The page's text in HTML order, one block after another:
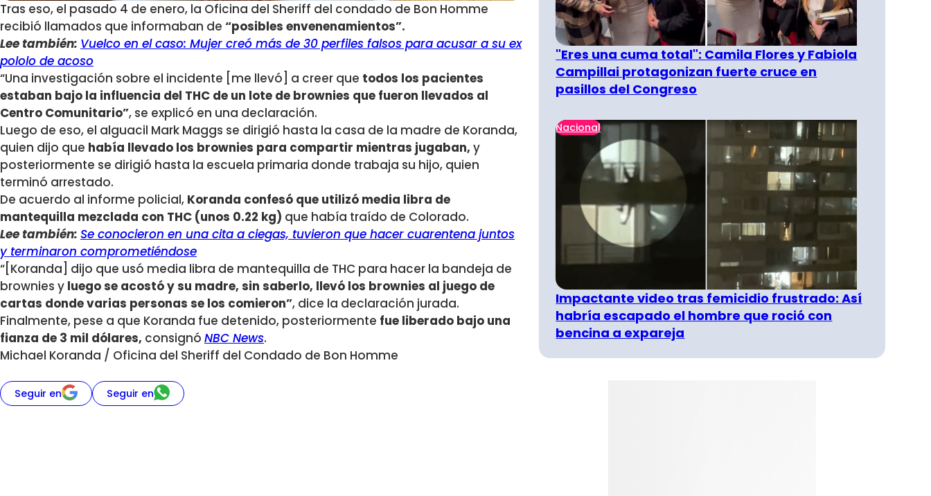
Tras eso, el pasado 4 de enero, la Oficina del Sheriff del condado de Bon Homme
recibió llamados que informaban de “posibles envenenamientos”.
Lee también: Vuelco en el caso: Mujer creó más de 30 perfiles falsos para acusar a su ex
pololo de acoso
“Una investigación sobre el incidente [me llevó] a creer que todos los pacientes
estaban bajo la influencia del THC de un lote de brownies que fueron llevados al
Centro Comunitario”, se explicó en una declaración.
Luego de eso, el alguacil Mark Maggs se dirigió hasta la casa de la madre de Koranda,
quien dijo que había llevado los brownies para compartir mientras jugaban, y
posteriormente se dirigió hasta la escuela primaria donde trabaja su hijo, quien
terminó arrestado.
De acuerdo al informe policial, Koranda confesó que utilizó media libra de
mantequilla mezclada con THC (unos 0.22 kg) que había traído de Colorado.
Lee también: Se conocieron en una cita a ciegas, tuvieron que hacer cuarentena juntos
y terminaron comprometiéndose
“[Koranda] dijo que usó media libra de mantequilla de THC para hacer la bandeja de
brownies y luego se acostó y su madre, sin saberlo, llevó los brownies al juego de
cartas donde varias personas se los comieron”, dice la declaración jurada.
Finalmente, pese a que Koranda fue detenido, posteriormente fue liberado bajo una
fianza de 3 mil dólares, consignó NBC News.
Michael Koranda / Oficina del Sheriff del Condado de Bon Homme
Seguir en Seguir en
"Eres una cuma total": Camila Flores y Fabiola
Campillai protagonizan fuerte cruce en
pasillos del Congreso
Nacional
Impactante video tras femicidio frustrado: Así
habría escapado el hombre que roció con
bencina a expareja